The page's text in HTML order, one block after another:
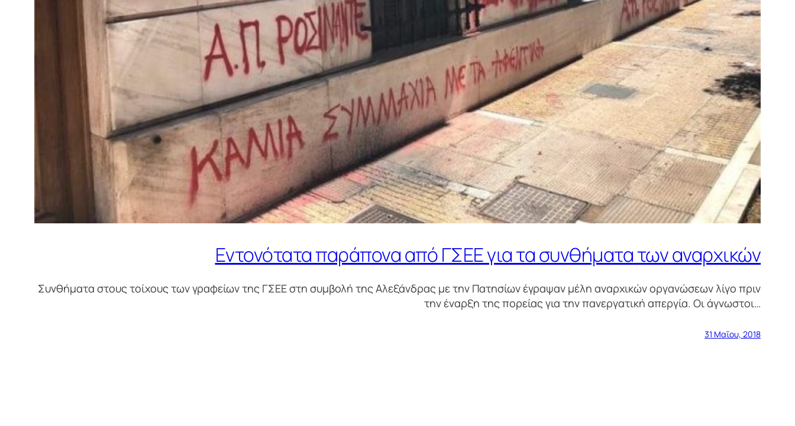
Εντονότατα παράπονα από ΓΣΕΕ για τα συνθήματα των αναρχικών
Συνθήματα στους τοίχους των γραφείων της ΓΣΕΕ στη συμβολή της Αλεξάνδρας με την Πατησίων έγραψαν μέλη αναρχικών οργανώσεων λίγο πριν
την έναρξη της πορείας για την πανεργατική απεργία. Οι άγνωστοι…
31 Μαΐου, 2018